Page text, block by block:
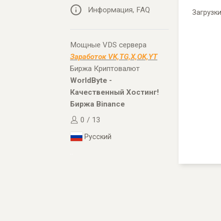
Информация, FAQ
Мощные VDS сервера
Заработок VK,TG,X,OK,YT
Биржа Криптовалют
WorldByte -
Качественный Хостинг!
Биржа Binance
0 / 13
Русский
Загрузки